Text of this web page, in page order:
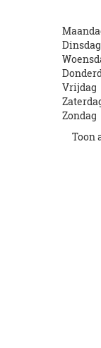
Dinsdag
Vrijdag
Zondag
Toon